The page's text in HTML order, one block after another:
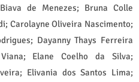
de Menezes; Bruna Colle
Carolayne Oliveira Nascimento;
Dayanny Thays Ferreira
Elane Coelho da Silva;
Elivania dos Santos Lima;